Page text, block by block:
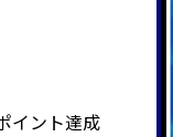
イント達成